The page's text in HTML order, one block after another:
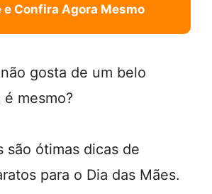
e Confira Agora Mesmo
gosta de um belo
mesmo?
são ótimas dicas de
para o Dia das Mães.